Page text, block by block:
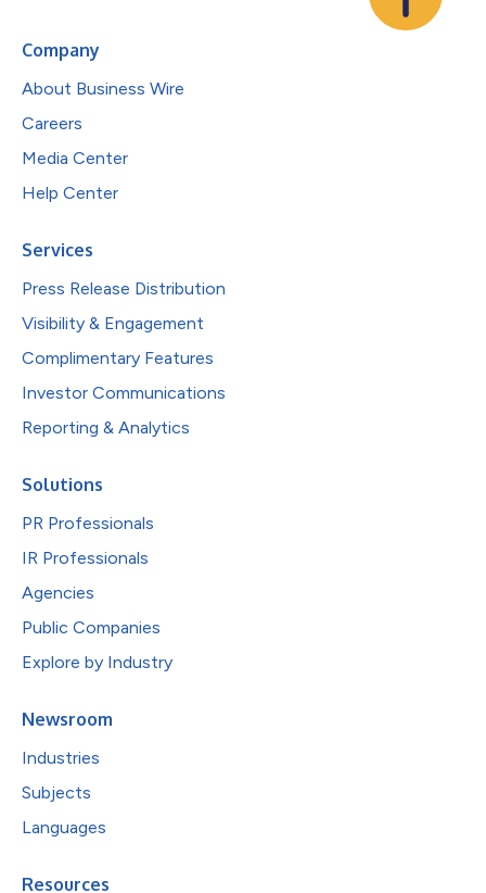
Company
About Business Wire
Careers
Media Center
Help Center
Services
Press Release Distribution
Visibility & Engagement
Complimentary Features
Investor Communications
Reporting & Analytics
Solutions
PR Professionals
IR Professionals
Agencies
Public Companies
Explore by Industry
Newsroom
Industries
Subjects
Languages
Resources